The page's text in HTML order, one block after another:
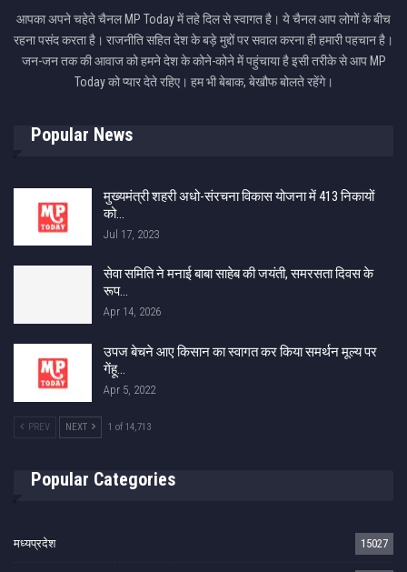
आपका अपने चहेते चैनल MP Today में तहे दिल से स्वागत है। ये चैनल आप लोगों के बीच
रहना पसंद करता है। राजनीति सहित देश के बड़े मुद्दों पर सवाल करना ही हमारी पहचान है।
जन-जन तक की आवाज को हमने देश के कोने-कोने में पहुंचाया है इसी तरीके से आप MP
Today को प्यार देते रहिए। हम भी बेबाक, बेखौफ बोलते रहेंगे।
Popular News
मुख्यमंत्री शहरी अधो-संरचना विकास योजना में 413 निकायों
को…
Jul 17, 2023
सेवा समिति ने मनाई बाबा साहेब की जयंती, समरसता दिवस के
रूप…
Apr 14, 2026
उपज बेचने आए किसान का स्वागत कर किया समर्थन मूल्य पर
गेंहू…
Apr 5, 2022
PREV NEXT 1 of 14,713
Popular Categories
मध्यप्रदेश 15027